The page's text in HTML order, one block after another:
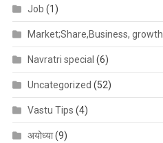
Job (1)
Market;Share,Business, growth
Navratri special (6)
Uncategorized (52)
Vastu Tips (4)
अयोध्या(9)